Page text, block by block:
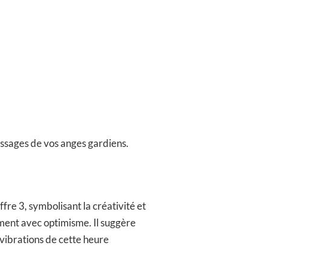
de vos anges gardiens.
3, symbolisant la créativité et
avec optimisme. Il suggère
de cette heure